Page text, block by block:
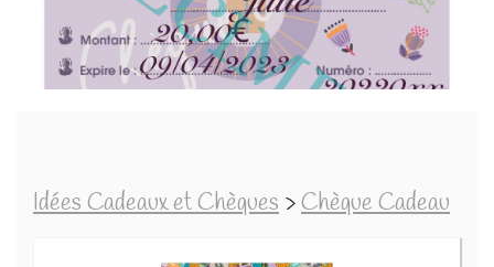
Idées Cadeaux et Chèques >Chèque Cadeau